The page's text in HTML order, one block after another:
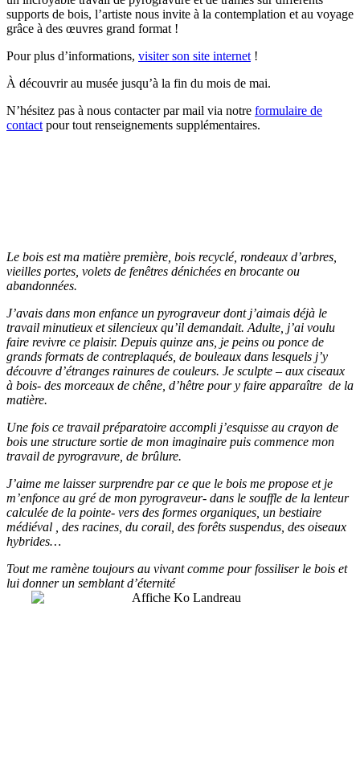
supports de bois, l’artiste nous invite à la contemplation et au voyage
grâce à des œuvres grand format !
Pour plus d’informations, visiter son site internet !
À découvrir au musée jusqu’à la fin du mois de mai.
N’hésitez pas à nous contacter par mail via notre formulaire de
contact pour tout renseignements supplémentaires.
Le bois est ma matière première, bois recyclé, rondeaux d’arbres,
vieilles portes, volets de fenêtres dénichées en brocante ou
abandonnées.
J’avais dans mon enfance un pyrograveur dont j’aimais déjà le
travail minutieux et silencieux qu’il demandait. Adulte, j’ai voulu
faire revivre ce plaisir. Depuis quinze ans, je peins ou ponce de
grands formats de contreplaqués, de bouleaux dans lesquels j’y
découvre d’étranges rainures de couleurs. Je sculpte – aux ciseaux
à bois- des morceaux de chêne, d’hêtre pour y faire apparaître de la
matière.
Une fois ce travail préparatoire accompli j’esquisse au crayon de
bois une structure sortie de mon imaginaire puis commence mon
travail de pyrogravure, de brûlure.
J’aime me laisser surprendre par ce que le bois me propose et je
m’enfonce au gré de mon pyrograveur- dans le souffle de la lenteur
calculée de la pointe- vers des formes organiques, un bestiaire
médiéval , des racines, du corail, des forêts suspendus, des oiseaux
hybrides…
Tout me ramène toujours au vivant comme pour fossiliser le bois et
lui donner un semblant d’éternité